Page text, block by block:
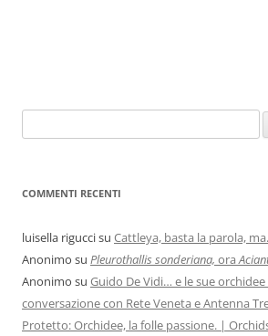
COMMENTI RECENTI
luisella riguccisu Cattleya, basta la parola,
Anonimo su Pleurothallis sonderiana, ora
Anonimo su Guido De Vidi… e le sue
conversazione con Rete Veneta e Antenna
Protetto: Orchidee, la folle passione. |